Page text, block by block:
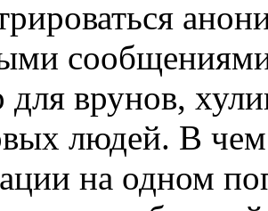
для врунов,
людей. В чем
на одном